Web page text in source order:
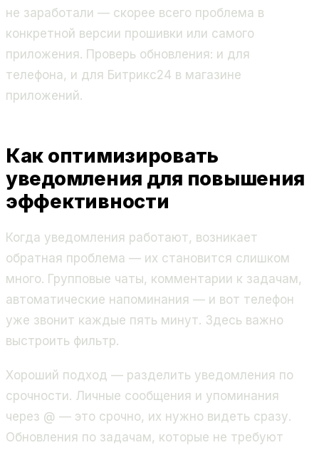
не заработали — скорее всего проблема в
конкретной версии прошивки или самого
приложения. Проверь обновления: и для
телефона, и для Битрикс24 в магазине
приложений.
Как оптимизировать
уведомления для повышения
эффективности
Когда уведомления работают, возникает
обратная проблема — их становится слишком
много. Групповые чаты, комментарии к задачам,
автоматические напоминания — и вот телефон
уже звонит каждые пять минут. Здесь важно
выстроить фильтр.
Хороший подход — разделить уведомления по
срочности. Личные сообщения и упоминания
через @ — это срочно, их нужно видеть сразу.
Обновления по задачам, которые не требуют